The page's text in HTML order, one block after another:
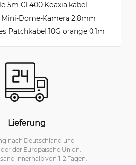
5m CF400 Koaxialkabel
Dome-Kamera 2.8mm
Patchkabel 10G orange 0.1m
Lieferung
nach Deutschland und
der Europäische Union.
innerhalb von 1-2 Tagen.